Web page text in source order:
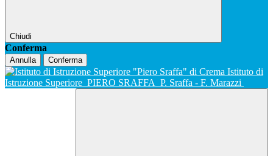
Chiudi
Conferma
Annulla Conferma
Istituto di
Istruzione Superiore PIERO SRAFFA P. Sraffa - F. Marazzi